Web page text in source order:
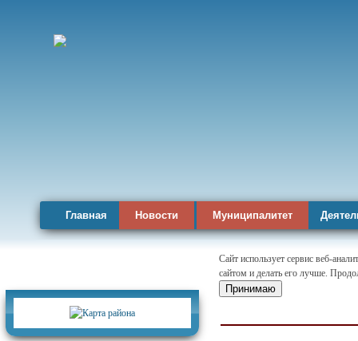
Главная Новости Муниципалитет
Сайт использует сервис веб-
сайтом и делать его лучше.
Принимаю